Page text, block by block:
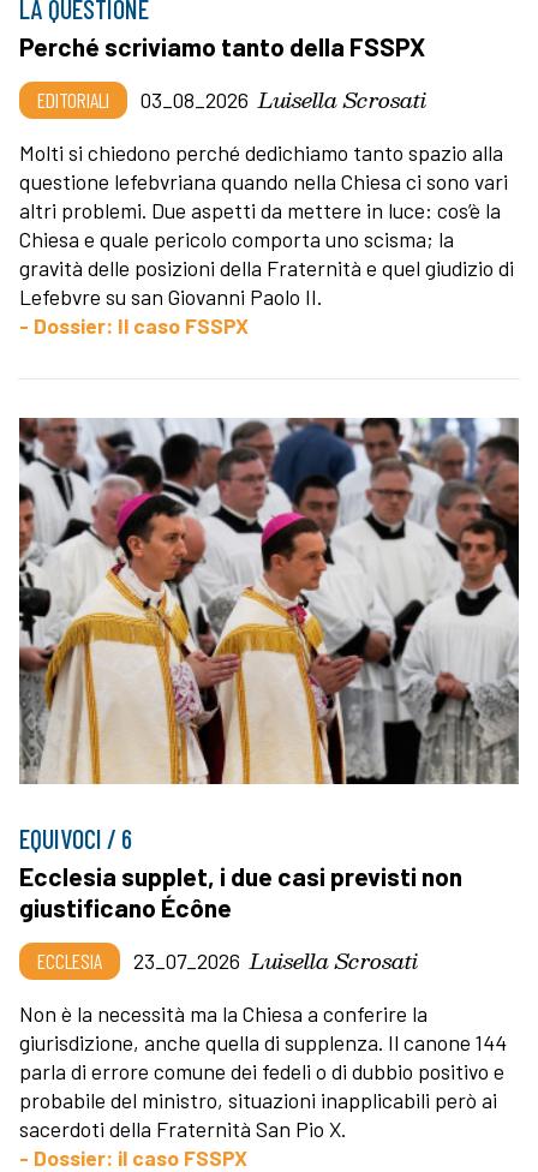
LA QUESTIONE
Perché scriviamo tanto della FSSPX
EDITORIALI 03_08_2026 Luisella Scrosati
Molti si chiedono perché dedichiamo tanto spazio alla
questione lefebvriana quando nella Chiesa ci sono vari
altri problemi. Due aspetti da mettere in luce: cos’è la
Chiesa e quale pericolo comporta uno scisma; la
gravità delle posizioni della Fraternità e quel giudizio di
Lefebvre su san Giovanni Paolo II.
- Dossier: Il caso FSSPX
EQUIVOCI / 6
Ecclesia supplet, i due casi previsti non
giustificano Écône
ECCLESIA 23_07_2026 Luisella Scrosati
Non è la necessità ma la Chiesa a conferire la
giurisdizione, anche quella di supplenza. Il canone 144
parla di errore comune dei fedeli o di dubbio positivo e
probabile del ministro, situazioni inapplicabili però ai
sacerdoti della Fraternità San Pio X.
- Dossier: il caso FSSPX